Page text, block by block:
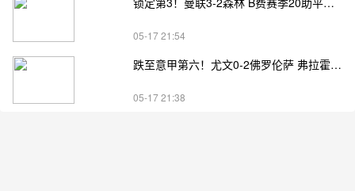
05-17 21:54
跌至意甲第六！尤文0-2佛罗伦萨 弗拉霍维奇、麦肯尼进球被吹
05-17 21:38